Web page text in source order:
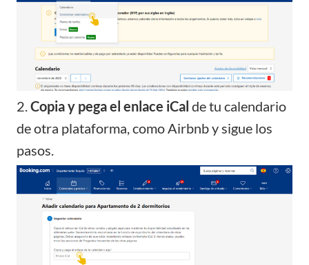
2. Copia y pega el enlace iCal de tu calendario
de otra plataforma, como Airbnb y sigue los
pasos.